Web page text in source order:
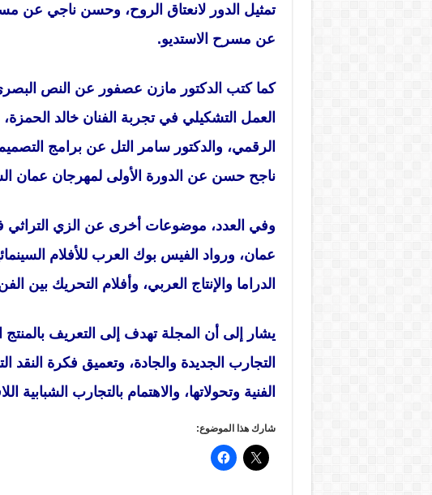
تمثيل الدور لانعتاق الروح، وحسن ناجي عن
عن مسرح الاستديو.
كما كتب الدكتور مازن عصفور عن النص
العمل التشكيلي في تجربة الفنان خالد
الرقمي، والدكتور سامر التل عن برامج
ناجح حسن عن الدورة الأولى لمهرجان عمان
وفي العدد، موضوعات أخرى عن الزي التراثي في
عمان، ورواد الفيس بوك العرب للأفلام
الدراما والإنتاج العربي، وأفلام التحريك بين
يشار إلى أن المجلة تهدف إلى التعريف بالمنتج
التجارب الجديدة والجادة، وتعميق فكرة
الفنية وتحولاتها، والاهتمام بالتجارب الشبابية
شارك هذا الموضوع: